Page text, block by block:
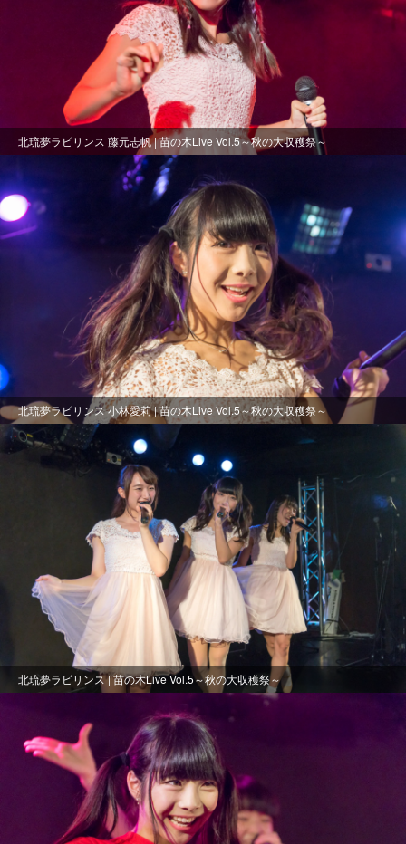
北琉夢ラビリンス 藤元志帆 | 苗の木Live Vol.5～秋の大収穫祭～
北琉夢ラビリンス 小林愛莉 | 苗の木Live Vol.5～秋の大収穫祭～
北琉夢ラビリンス | 苗の木Live Vol.5～秋の大収穫祭～